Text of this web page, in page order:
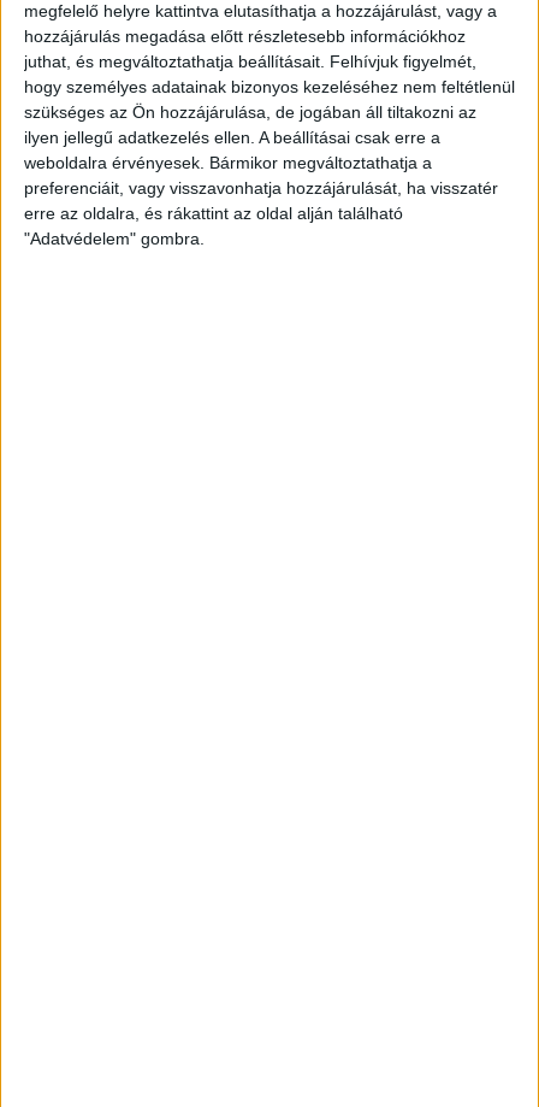
megfelelő helyre kattintva elutasíthatja a hozzájárulást, vagy a
hozzájárulás megadása előtt részletesebb információkhoz
juthat, és megváltoztathatja beállításait. Felhívjuk figyelmét,
hogy személyes adatainak bizonyos kezeléséhez nem feltétlenül
szükséges az Ön hozzájárulása, de jogában áll tiltakozni az
ilyen jellegű adatkezelés ellen. A beállításai csak erre a
weboldalra érvényesek. Bármikor megváltoztathatja a
preferenciáit, vagy visszavonhatja hozzájárulását, ha visszatér
erre az oldalra, és rákattint az oldal alján található
"Adatvédelem" gombra.
Mozdulj Debrecen!, Civaqua program,
közlekedésfejlesztés: ez csak néhány azokból
a projektekből, melyek folytatását és bővítését
tervezi a város a mostani, ...